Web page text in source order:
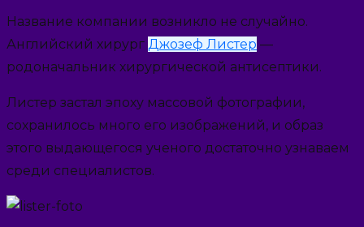
Название компании возникло не случайно.
Английский хирург Джозеф Листер —
родоначальник хирургической антисептики.
Листер застал эпоху массовой фотографии,
сохранилось много его изображений, и образ
этого выдающегося ученого достаточно узнаваем
среди специалистов.